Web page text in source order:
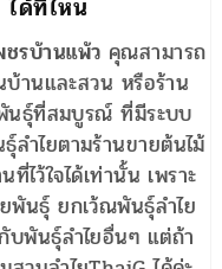
ได้ที่ไหน
ชรบ้านแพ้ว คุณสามารถ
านและสวน หรือร้าน
นธุ์ที่สมบูรณ์ ที่มีระบบ
ำไยตามร้านขายต้นไม้
ไว้ใจได้เท่านั้น เพราะ
พันธุ์ ยกเว้ณพันธุ์ลำไย
บพันธุ์ลำไยอื่นๆ แต่ถ้า